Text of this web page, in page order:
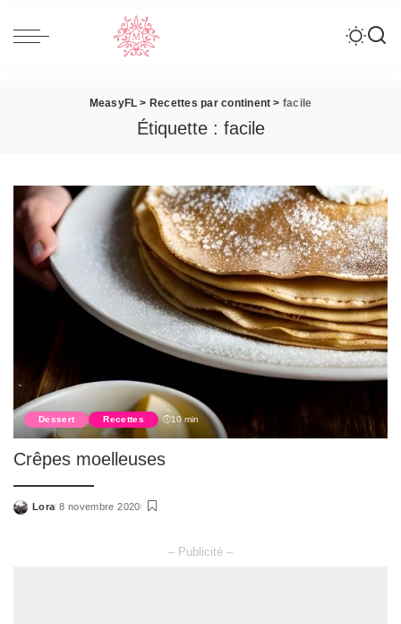
MeasyFL > Recettes par continent > facile
Étiquette : facile
Dessert Recettes 10 min
Crêpes moelleuses
Posted
Lora 8 novembre 2020
– Publicité –